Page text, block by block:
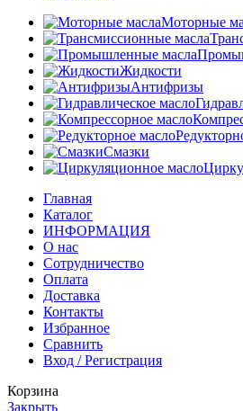
Моторные
Жидкости
Антифризы
Смазки
Главная
Каталог
ИНФОРМАЦИЯ
О нас
Сотрудничество
Оплата
Доставка
Контакты
Избранное
Сравнить
Вход / Регистрация
Корзина
Закрыть